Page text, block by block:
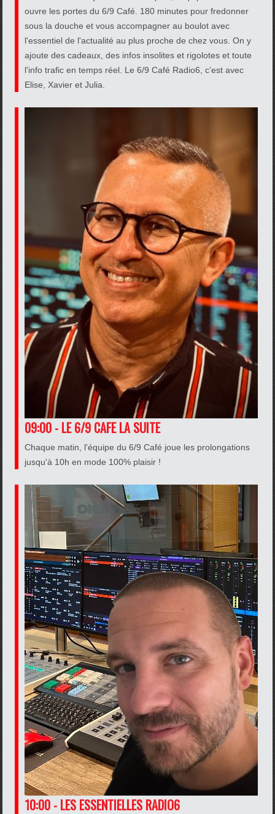
ouvre les portes du 6/9 Café. 180 minutes pour fredonner
sous la douche et vous accompagner au boulot avec
l'essentiel de l'actualité au plus proche de chez vous. On y
ajoute des cadeaux, des infos insolites et rigolotes et toute
l'info trafic en temps réel. Le 6/9 Café Radio6, c'est avec
Elise, Xavier et Julia.
09:00 - LE 6/9 CAFE LA SUITE
Chaque matin, l'équipe du 6/9 Café joue les prolongations
jusqu'à 10h en mode 100% plaisir !
10:00 - LES ESSENTIELLES RADIO6